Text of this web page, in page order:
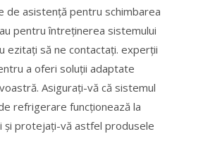
de asistență pentru schimbarea
pentru întreținerea sistemului
ezitați să ne contactați. experții
a oferi soluții adaptate
Asigurați-vă că sistemul
refrigerare funcționează la
și protejați-vă astfel produsele